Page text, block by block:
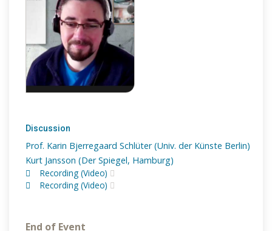
Discussion
Prof. Karin Bjerregaard Schlüter (Univ. der Künste Berlin)
Kurt Jansson (Der Spiegel, Hamburg)
Recording (Video)
Recording (Video)
End of Event